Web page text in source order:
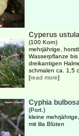
Cyperus
(100 Korn)
mehrjährige,
Wasserpflanze
dreikantigen
schmalen ca. 1,5
[read more]
Cyphia
(Port.)
kleine
mit lila Blüten